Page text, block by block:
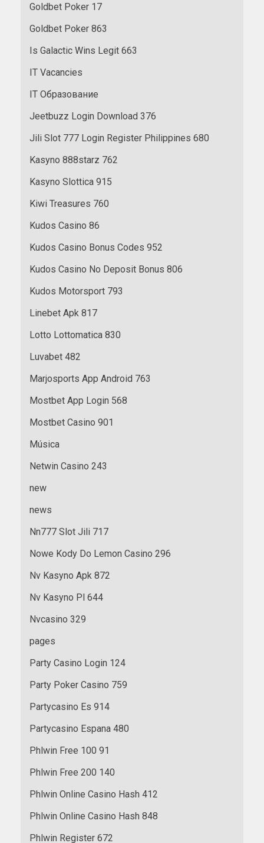
Goldbet Poker 17
Goldbet Poker 863
Is Galactic Wins Legit 663
IT Vacancies
IT Образование
Jeetbuzz Login Download 376
Jili Slot 777 Login Register Philippines 680
Kasyno 888starz 762
Kasyno Slottica 915
Kiwi Treasures 760
Kudos Casino 86
Kudos Casino Bonus Codes 952
Kudos Casino No Deposit Bonus 806
Kudos Motorsport 793
Linebet Apk 817
Lotto Lottomatica 830
Luvabet 482
Marjosports App Android 763
Mostbet App Login 568
Mostbet Casino 901
Música
Netwin Casino 243
new
news
Nn777 Slot Jili 717
Nowe Kody Do Lemon Casino 296
Nv Kasyno Apk 872
Nv Kasyno Pl 644
Nvcasino 329
pages
Party Casino Login 124
Party Poker Casino 759
Partycasino Es 914
Partycasino Espana 480
Phlwin Free 100 91
Phlwin Free 200 140
Phlwin Online Casino Hash 412
Phlwin Online Casino Hash 848
Phlwin Register 672